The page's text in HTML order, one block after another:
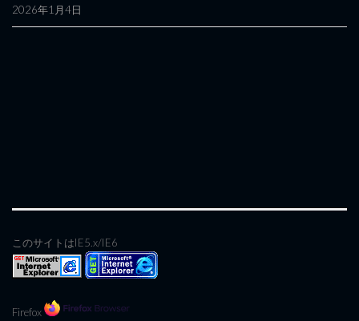
2026年1月4日
このサイトはIE5.x/IE6
Firefox